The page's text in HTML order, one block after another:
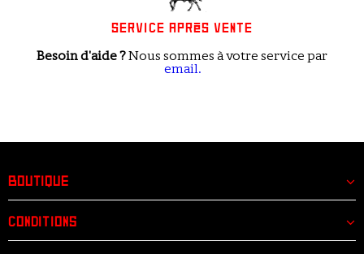
SERVICE APRÈS VENTE
Besoin d'aide ?Nous sommes à votre service par
email.
BOUTIQUE
CONDITIONS